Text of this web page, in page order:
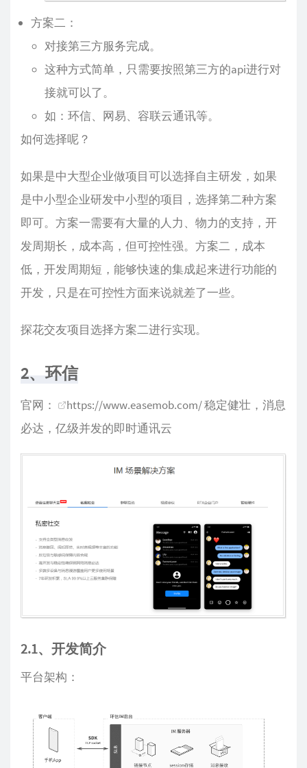
方案二：
对接第三方服务完成。
这种方式简单，只需要按照第三方的api进行对
接就可以了。
如：环信、网易、容联云通讯等。
如何选择呢？
如果是中大型企业做项目可以选择自主研发，如果
是中小型企业研发中小型的项目，选择第二种方案
即可。方案一需要有大量的人力、物力的支持，开
发周期长，成本高，但可控性强。方案二，成本
低，开发周期短，能够快速的集成起来进行功能的
开发，只是在可控性方面来说就差了一些。
探花交友项目选择方案二进行实现。
2、环信
官网： https://www.easemob.com/稳定健壮，消息
必达，亿级并发的即时通讯云
2.1、开发简介
平台架构：